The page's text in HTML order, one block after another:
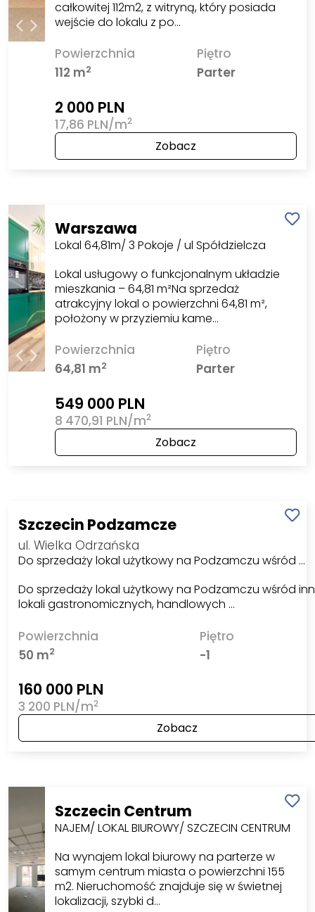
całkowitej 112m2, z witryną, który posiada
wejście do lokalu z po…
Powierzchnia
112 m2
Piętro
Parter
2 000 PLN
17,86 PLN/m2
Zobacz
Warszawa
Lokal 64,81m/ 3 Pokoje / ul Spółdzielcza
Lokal usługowy o funkcjonalnym układzie
mieszkania – 64,81 m²Na sprzedaż
atrakcyjny lokal o powierzchni 64,81 m²,
położony w przyziemiu kame…
Powierzchnia
64,81 m2
Piętro
Parter
549 000 PLN
8 470,91 PLN/m2
Zobacz
Szczecin Podzamcze
ul. Wielka Odrzańska
Do sprzedaży lokal użytkowy na Podzamczu wśród …
Do sprzedaży lokal użytkowy na Podzamczu wśród
lokali gastronomicznych, handlowych …
Powierzchnia
50 m2
Piętro
-1
160 000 PLN
3 200 PLN/m2
Zobacz
Szczecin Centrum
NAJEM/ LOKAL BIUROWY/ SZCZECIN CENTRUM
Na wynajem lokal biurowy na parterze w
samym centrum miasta o powierzchni 155
m2. Nieruchomość znajduje się w świetnej
lokalizacji, szybki d…